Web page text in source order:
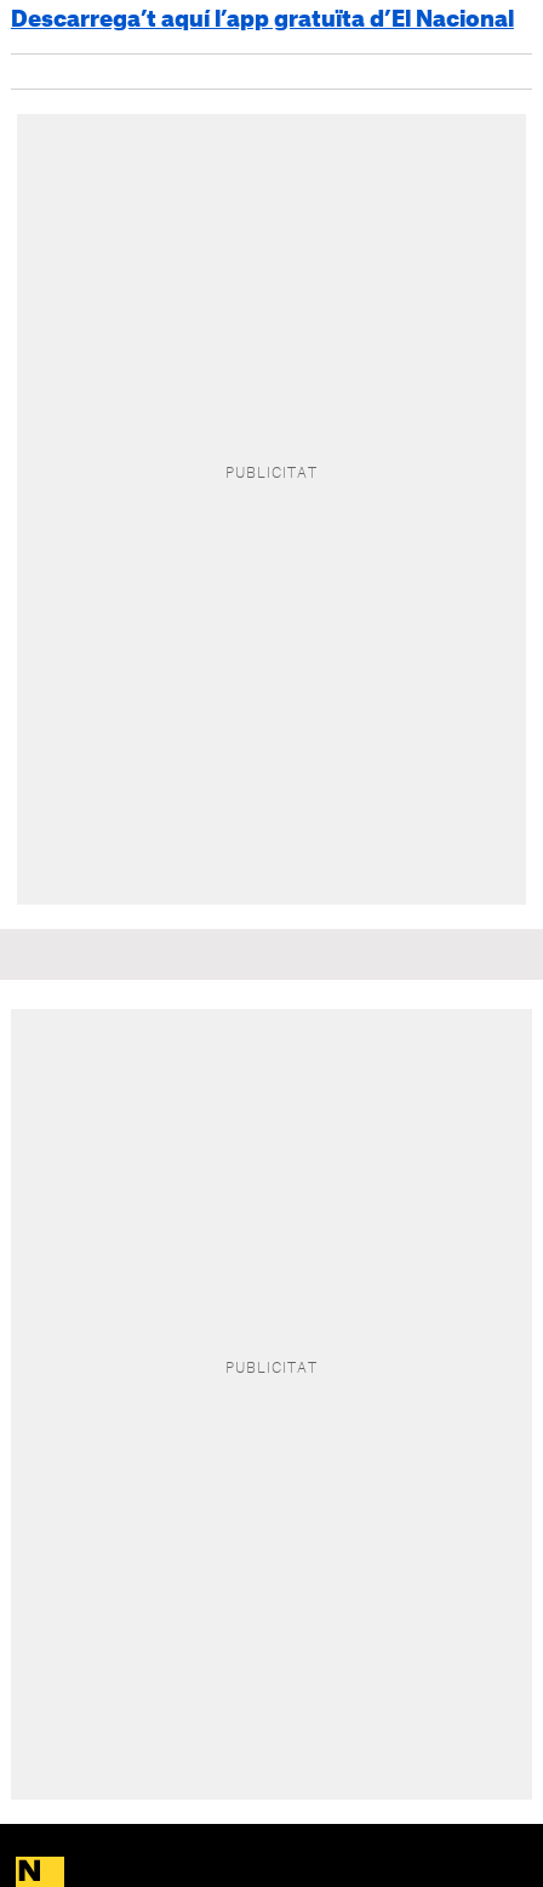
Descarrega’t aquí l’app gratuïta d’El Nacional